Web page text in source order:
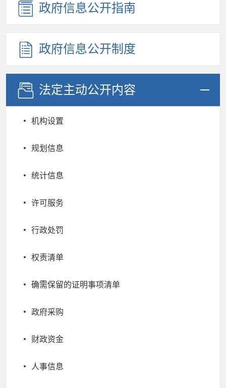
政府信息公开指南
政府信息公开制度
法定主动公开内容
机构设置
规划信息
统计信息
许可服务
行政处罚
权责清单
确需保留的证明事项清单
政府采购
财政资金
人事信息